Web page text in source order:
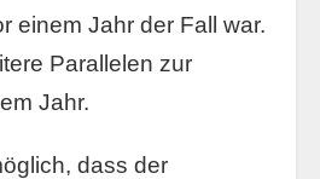
einem Jahr der Fall war.
Parallelen zur
Jahr.
dass der